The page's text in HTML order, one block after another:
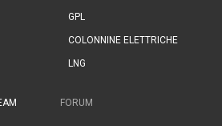
GPL
COLONNINE ELETTRICHE
LNG
FORUM